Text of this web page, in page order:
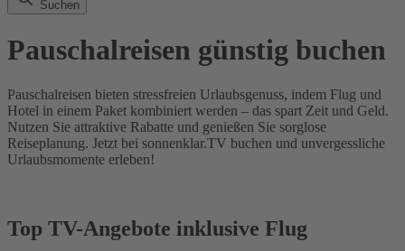
Suchen
Pauschalreisen günstig buchen
Pauschalreisen bieten stressfreien Urlaubsgenuss, indem Flug und
Hotel in einem Paket kombiniert werden – das spart Zeit und Geld.
Nutzen Sie attraktive Rabatte und genießen Sie sorglose
Reiseplanung. Jetzt bei sonnenklar.TV buchen und unvergessliche
Urlaubsmomente erleben!
Top TV-Angebote inklusive Flug